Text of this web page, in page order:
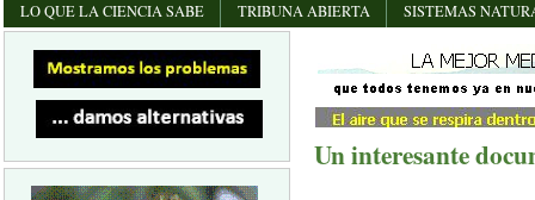
LO QUE LA CIENCIA SABE
TRIBUNA ABIERTA SISTEMAS
Un interesante